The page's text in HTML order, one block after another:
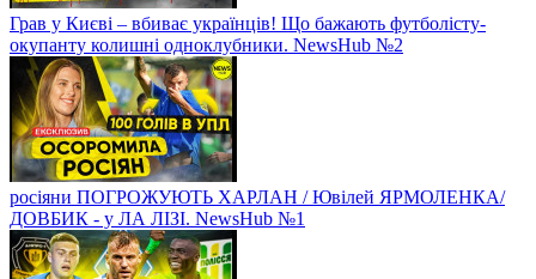
Грав у Києві – вбиває українців! Що бажають футболісту-
окупанту колишні одноклубники. NewsHub №2
росіяни ПОГРОЖУЮТЬ ХАРЛАН / Ювілей ЯРМОЛЕНКА/
ДОВБИК - у ЛА ЛІЗІ. NewsHub №1